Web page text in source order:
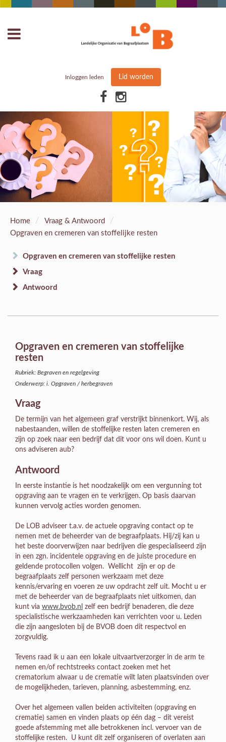
Inloggen leden Lid worden
Home / Vraag & Antwoord /
Opgraven en cremeren van stoffelijke resten
Opgraven en cremeren van stoffelijke resten
Vraag
Antwoord
Opgraven en cremeren van stoffelijke
resten
Rubriek: Begraven en regelgeving
Onderwerp: i. Opgraven / herbegraven
Vraag
De termijn van het algemeen graf verstrijkt binnenkort. Wij, als
nabestaanden, willen de stoffelijke resten laten cremeren en
zijn op zoek naar een bedrijf dat dit voor ons wil doen. Kunt u
ons adviseren aub?
Antwoord
In eerste instantie is het noodzakelijk om een vergunning tot
opgraving aan te vragen en te verkrijgen. Op basis daarvan
kunnen vervolg acties worden genomen.
De LOB adviseer t.a.v. de actuele opgraving contact op te
nemen met de beheerder van de begraafplaats. Hij/zij kan u
het beste doorverwijzen naar bedrijven die gespecialiseerd zijn
in een zgn. incidentele opgraving en de juiste procedure en
geldende protocollen volgen. Wellicht zijn er op de
begraafplaats zelf personen werkzaam met deze
kennis/ervaring en voeren ze uw opdracht zelf uit. Mocht u er
met de beheerder van de begraafplaats niet uitkomen, dan
kunt via www.bvob.nl zelf een bedrijf benaderen, die deze
specialistische werkzaamheden kan verrichten voor u. Leden
die zijn aangesloten bij de BVOB doen dit respectvol en
zorgvuldig.
Tevens raad ik u aan een lokale uitvaartverzorger in de arm te
nemen en/of rechtstreeks contact zoeken met het
crematorium alwaar u de crematie wilt laten plaatsvinden over
de mogelijkheden, tarieven, planning, asbestemming, enz.
Over het algemeen vallen beiden activiteiten (opgraving en
crematie) samen en vinden plaats op één dag – dit vereist
goede afstemming met alle betrokkenen incl. vervoer van de
stoffelijke resten. U kunt dit zelf organiseren of overlaten aan